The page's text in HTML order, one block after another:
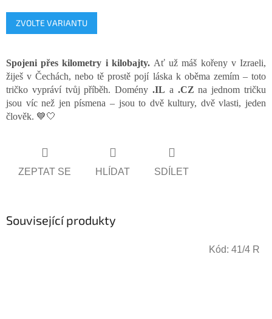
Měrná
cena:
ZVOLTE VARIANTU
Spojeni přes kilometry i kilobajty.Ať už máš kořeny v Izraeli,
žiješ v Čechách, nebo tě prostě pojí láska k oběma zemím – toto
tričko vypráví tvůj příběh. Domény .IL a .CZ na jednom tričku
jsou víc než jen písmena – jsou to dvě kultury, dvě vlasti, jeden
člověk. 💙🤍
ZEPTAT SE HLÍDAT SDÍLET
Související produkty
Kód: 41/4 R